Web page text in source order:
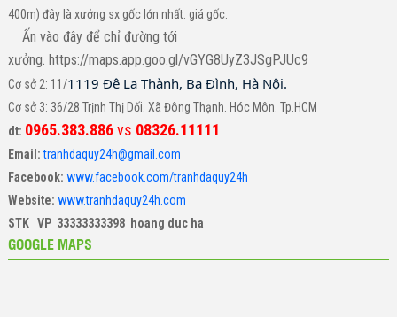
400m) đây là xưởng sx gốc lớn nhất. giá gốc.
Ấn vào đây để chỉ đường tới
xưởng. https://maps.app.goo.gl/vGYG8UyZ3JSgPJUc9
Cơ sở 2: 11/1119 Đê La Thành, Ba Đình, Hà Nội.
Cơ sở 3: 36/28 Trịnh Thị Dối. Xã Đông Thạnh. Hóc Môn. Tp.HCM
dt: 0965.383.886vs 08326.11111
Email: tranhdaquy24h@gmail.com
Facebook: www.facebook.com/tranhdaquy24h
Website: www.tranhdaquy24h.com
STK VP 33333333398 hoang duc ha
GOOGLE MAPS